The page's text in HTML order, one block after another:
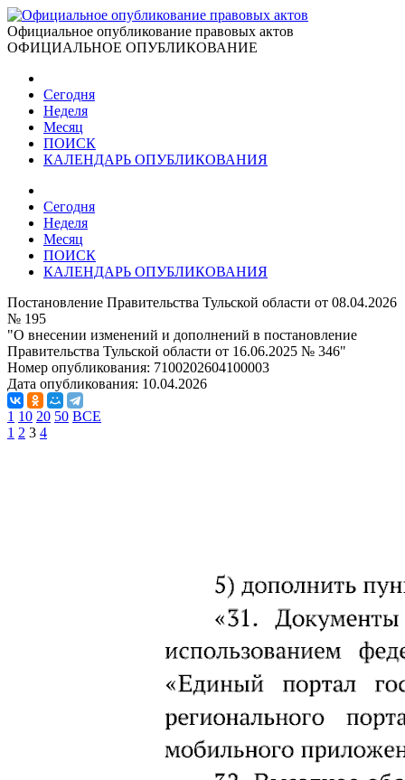
Официальное опубликование правовых актов
ОФИЦИАЛЬНОЕ ОПУБЛИКОВАНИЕ
Сегодня
Неделя
Месяц
ПОИСК
КАЛЕНДАРЬ ОПУБЛИКОВАНИЯ
Сегодня
Неделя
Месяц
ПОИСК
КАЛЕНДАРЬ ОПУБЛИКОВАНИЯ
Постановление Правительства Тульской области от 08.04.2026
№ 195
"О внесении изменений и дополнений в постановление
Правительства Тульской области от 16.06.2025 № 346"
Номер опубликования: 7100202604100003
Дата опубликования: 10.04.2026
1 10 20 50 ВСЕ
1 2 3 4